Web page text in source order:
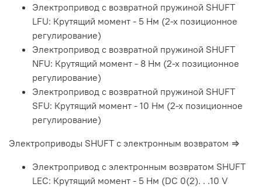
Электропривод с возвратной пружиной SHUFT
LFU: Крутящий момент - 5 Нм (2-х позиционное
регулирование)
Электропривод с возвратной пружиной SHUFT
NFU: Крутящий момент - 8 Нм (2-х позиционное
регулирование)
Электропривод с возвратной пружиной SHUFT
SFU: Крутящий момент - 10 Нм (2-х позиционное
регулирование)
Электроприводы SHUFT с электронным возвратом ⇒
Электропривод с электронным возвратом SHUFT
LEC: Крутящий момент - 5 Нм (DC 0(2). . .10 V